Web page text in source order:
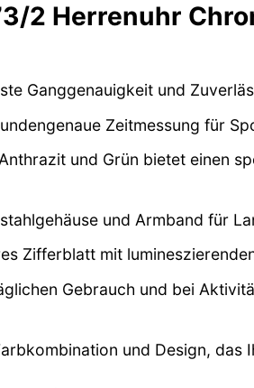
2 Herrenuhr
Ganggenauigkeit und
Zeitmessung für
und Grün bietet einen
und Armband für
Zifferblatt mit
Gebrauch und bei
und Design, das